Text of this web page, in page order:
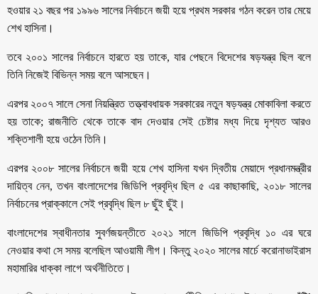
হওয়ার ২১ বছর পর ১৯৯৬ সালের নির্বাচনে জয়ী হয়ে প্রথম সরকার গঠন করেন তার মেয়ে
শেখ হাসিনা।
তবে ২০০১ সালের নির্বাচনে হারতে হয় তাকে, যার পেছনে বিদেশের ষড়যন্ত্র ছিল বলে
তিনি নিজেই বিভিন্ন সময় বলে আসছেন।
এরপর ২০০৭ সালে সেনা নিয়ন্ত্রিত তত্ত্বাবধায়ক সরকারের নতুন ষড়যন্ত্র মোকাবিলা করতে
হয় তাকে; রাজনীতি থেকে তাকে বাদ দেওয়ার সেই চেষ্টার মধ্য দিয়ে দৃশ্যত আরও
শক্তিশালী হয়ে ওঠেন তিনি।
এরপর ২০০৮ সালের নির্বাচনে জয়ী হয়ে শেখ হাসিনা যখন দ্বিতীয় মেয়াদে প্রধানমন্ত্রীর
দায়িত্ব নেন, তখন বাংলাদেশের জিডিপি প্রবৃদ্ধি ছিল ৫ এর কাছাকাছি, ২০১৮ সালের
নির্বাচনের প্রাক্কালে সেই প্রবৃদ্ধি ছিল ৮ ছুঁই ছুঁই।
বাংলাদেশের স্বাধীনতার সুবর্ণজয়ন্তীতে ২০২১ সালে জিডিপি প্রবৃদ্ধি ১০ এর ঘরে
নেওয়ার কথা সে সময় বলেছিল আওয়ামী লীগ। কিন্তু ২০২০ সালের মার্চে করোনাভাইরাস
মহামারির ধাক্কা লাগে অর্থনীতিতে।